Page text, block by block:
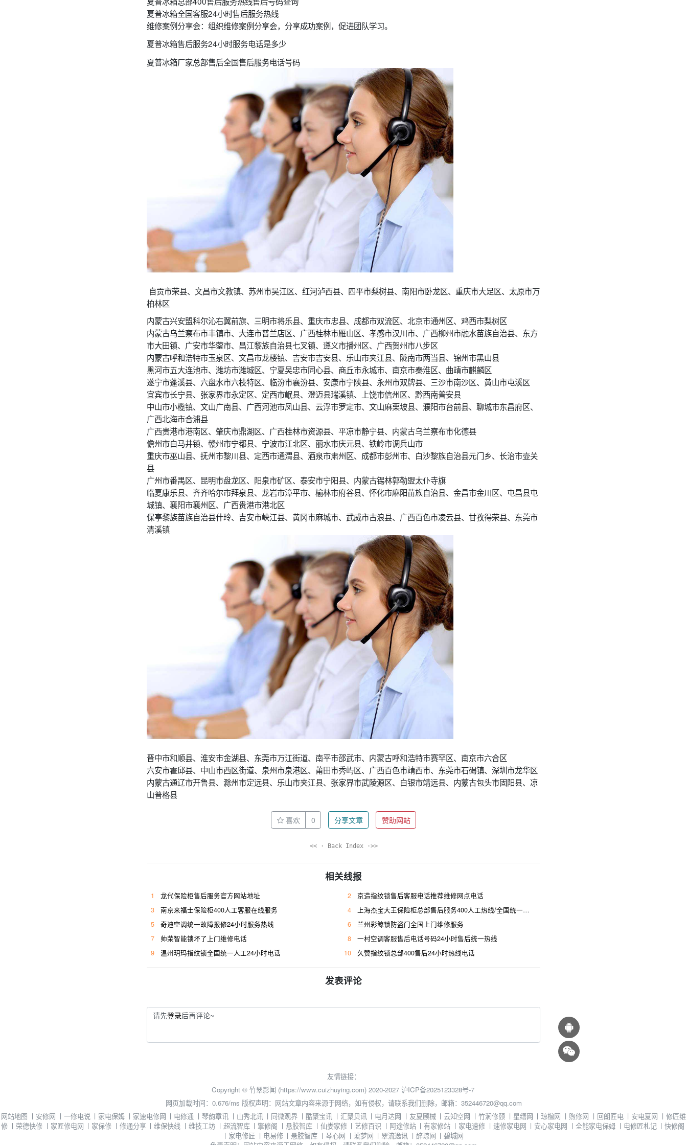
夏普冰箱全国客服24小时售后服务热线
维修案例分享会：组织维修案例分享会，分享成功案例，促进团队学习。
夏普冰箱售后服务24小时服务电话是多少
夏普冰箱厂家总部售后全国售后服务电话号码
自贡市荣县、文昌市文教镇、苏州市吴江区、红河泸西县、四平市梨树县、南阳市卧龙区、重庆市大足区、太原市万
柏林区
内蒙古兴安盟科尔沁右翼前旗、三明市将乐县、重庆市忠县、成都市双流区、北京市通州区、鸡西市梨树区
内蒙古乌兰察布市丰镇市、大连市普兰店区、广西桂林市雁山区、孝感市汉川市、广西柳州市融水苗族自治县、东方
市大田镇、广安市华蓥市、昌江黎族自治县七叉镇、遵义市播州区、广西贺州市八步区
内蒙古呼和浩特市玉泉区、文昌市龙楼镇、吉安市吉安县、乐山市夹江县、陇南市两当县、锦州市黑山县
黑河市五大连池市、潍坊市潍城区、宁夏吴忠市同心县、商丘市永城市、南京市秦淮区、曲靖市麒麟区
遂宁市蓬溪县、六盘水市六枝特区、临汾市襄汾县、安康市宁陕县、永州市双牌县、三沙市南沙区、黄山市屯溪区
宜宾市长宁县、张家界市永定区、定西市岷县、澄迈县瑞溪镇、上饶市信州区、黔西南普安县
中山市小榄镇、文山广南县、广西河池市凤山县、云浮市罗定市、文山麻栗坡县、濮阳市台前县、聊城市东昌府区、
广西北海市合浦县
广西贵港市港南区、肇庆市鼎湖区、广西桂林市资源县、平凉市静宁县、内蒙古乌兰察布市化德县
儋州市白马井镇、赣州市宁都县、宁波市江北区、丽水市庆元县、铁岭市调兵山市
重庆市巫山县、抚州市黎川县、定西市通渭县、酒泉市肃州区、成都市彭州市、白沙黎族自治县元门乡、长治市壶关
县
广州市番禺区、昆明市盘龙区、阳泉市矿区、泰安市宁阳县、内蒙古锡林郭勒盟太仆寺旗
临夏康乐县、齐齐哈尔市拜泉县、龙岩市漳平市、榆林市府谷县、怀化市麻阳苗族自治县、金昌市金川区、屯昌县屯
城镇、襄阳市襄州区、广西贵港市港北区
保亭黎族苗族自治县什玲、吉安市峡江县、黄冈市麻城市、武威市古浪县、广西百色市凌云县、甘孜得荣县、东莞市
清溪镇
晋中市和顺县、淮安市金湖县、东莞市万江街道、南平市邵武市、内蒙古呼和浩特市赛罕区、南京市六合区
六安市霍邱县、中山市西区街道、泉州市泉港区、莆田市秀屿区、广西百色市靖西市、东莞市石碣镇、深圳市龙华区
内蒙古通辽市开鲁县、滁州市定远县、乐山市夹江县、张家界市武陵源区、白银市靖远县、内蒙古包头市固阳县、凉
山普格县
喜欢 0 分享文章 赞助网站
<< · Back Index ·>>
相关线报
1 龙代保险柜售后服务官方网站地址 2
京造指纹锁售后客服电话推荐维修网点电话
3
南京来福士保险柜400人工客服在线服务 4
上海杰宝大王保险柜总部售后服务400人工热线/全国统一维修电话是多少
5
奇迪空调统一故障报修24小时服务热线 6
兰州彩鲸锁防盗门全国上门维修服务
7
帅荣智能锁坏了上门维修电话 8
一村空调客服售后电话号码24小时售后统一热线
9
温州玥玛指纹锁全国统一人工24小时电话 10 久赞指纹锁总部400售后24小时热线电话
发表评论
请先登录后再评论~
友情链接：
Copyright © 竹翠影闻 (https://www.cuizhuying.com) 2020-2027 沪ICP备2025123328号-7
网页加载时间：0.676/ms 版权声明：网站文章内容来源于网络，如有侵权，请联系我们删除，邮箱：352446720@qq.com
网站地图 丨 安修网 丨 一修电说 丨 家电保姆 丨 家速电修网 丨 电修通 丨 琴韵章讯 丨 山秀北讯 丨 同微观界 丨 酷聚宝讯 丨 汇聚贝讯 丨 电月达网 丨 友夏颐械 丨云知空网 丨 竹涧修颐 丨 星缮网 丨琼楹网 丨 煦修网 丨 回朗匠电 丨 安电夏网 丨 修匠维
修 丨 荣德快修 丨 家匠修电网 丨 家保修 丨 修通分享 丨维保快线 丨 维技工坊 丨 超流智库 丨擎修阁 丨 悬胶智库 丨 仙娄家修 丨艺修百识 丨 阿途修站 丨 有家修站 丨 家电速修 丨 速修家电网 丨 安心家电网 丨 全能家电保姆 丨 电修匠札记 丨快修阁
丨 家电修匠 丨 电易修 丨悬胶智库 丨 琴心网 丨 琥梦网 丨翠流逸讯 丨 醉琼网 丨碧城网